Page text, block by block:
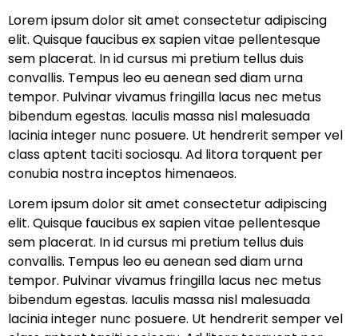
Lorem ipsum dolor sit amet consectetur adipiscing
elit. Quisque faucibus ex sapien vitae pellentesque
sem placerat. In id cursus mi pretium tellus duis
convallis. Tempus leo eu aenean sed diam urna
tempor. Pulvinar vivamus fringilla lacus nec metus
bibendum egestas. Iaculis massa nisl malesuada
lacinia integer nunc posuere. Ut hendrerit semper vel
class aptent taciti sociosqu. Ad litora torquent per
conubia nostra inceptos himenaeos.
Lorem ipsum dolor sit amet consectetur adipiscing
elit. Quisque faucibus ex sapien vitae pellentesque
sem placerat. In id cursus mi pretium tellus duis
convallis. Tempus leo eu aenean sed diam urna
tempor. Pulvinar vivamus fringilla lacus nec metus
bibendum egestas. Iaculis massa nisl malesuada
lacinia integer nunc posuere. Ut hendrerit semper vel